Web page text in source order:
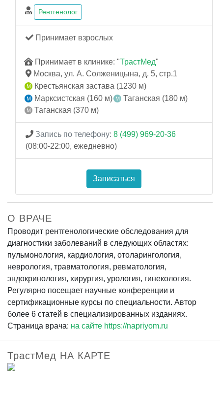
Рентгенолог
Принимает взрослых
Принимает в клинике: "ТрастМед"
Москва, ул. А. Солженицына, д. 5, стр.1
Крестьянская застава (1230 м)
Марксистская (160 м)
Таганская (180 м)
Таганская (370 м)
Запись по телефону: 8 (499) 969-20-36
(08:00-22:00, ежедневно)
Записаться
О ВРАЧЕ
Проводит рентгенологические обследования для
диагностики заболеваний в следующих областях:
пульмонология, кардиология, отоларингология,
неврология, травматология, ревматология,
эндокринология, хирургия, урология, гинекология.
Регулярно посещает научные конференции и
сертификационные курсы по специальности. Автор
более 6 статей в специализированных изданиях.
Страница врача: на сайте https://napriyom.ru
ТрастМед НА КАРТЕ